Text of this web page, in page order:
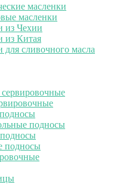
масленки
масленки
из Чехии
из Китая
для сливочного масла
подносы
подносы